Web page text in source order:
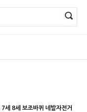
세 8세 보조바퀴 네발자전거